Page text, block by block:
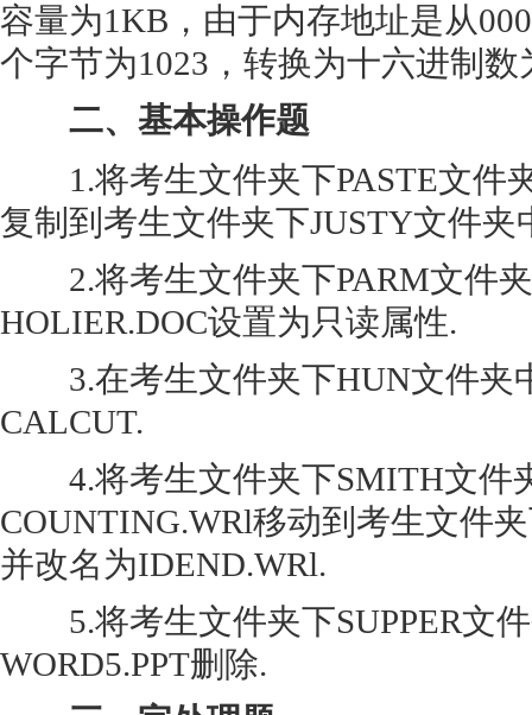
容量为1KB，由于内存地址是从
个字节为1023，转换为十六进制数
二、基本操作题
1.将考生文件夹下PASTE文件
复制到考生文件夹下JUSTY文件夹
2.将考生文件夹下PARM文件
HOLIER.DOC设置为只读属性.
3.在考生文件夹下HUN文件夹
CALCUT.
4.将考生文件夹下SMITH文件
COUNTING.WRl移动到考生文件
并改名为IDEND.WRl.
5.将考生文件夹下SUPPER文
WORD5.PPT删除.